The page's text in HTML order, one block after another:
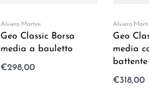
Alviero Martini
Geo Classic Borsa
media a bauletto
€298,00
Alviero
Geo
media
battente
€318,00